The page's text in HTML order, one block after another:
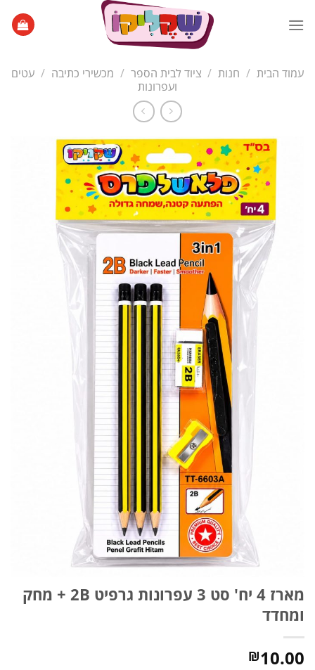
עמוד הבית / חנות / ציוד לבית הספר / מכשירי כתיבה / עטים
ועפרונות
מארז 4 יח' סט 3 עפרונות גרפיט 2B + מחק
ומחדד
₪10.00